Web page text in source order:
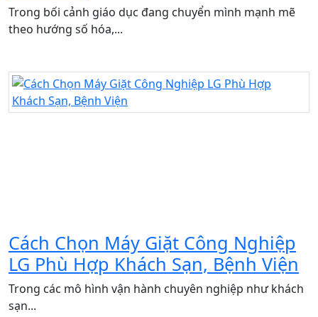
Trong bối cảnh giáo dục đang chuyển mình mạnh mẽ
theo hướng số hóa,...
Cách Chọn Máy Giặt Công Nghiệp
LG Phù Hợp Khách Sạn, Bệnh Viện
Trong các mô hình vận hành chuyên nghiệp như khách
sạn...